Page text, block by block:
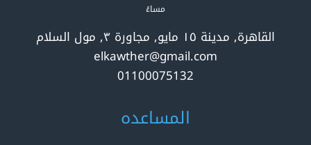
مساءً
القاهرة, مدينة ١٥ مايو, مجاورة ٣, مول السلام
elkawther@gmail.com
01100075132
المساعده